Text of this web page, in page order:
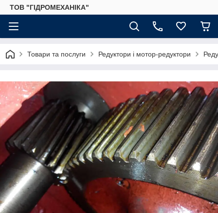
ТОВ "ГІДРОМЕХАНІКА"
Товари та послуги Редуктори і мотор-редуктори